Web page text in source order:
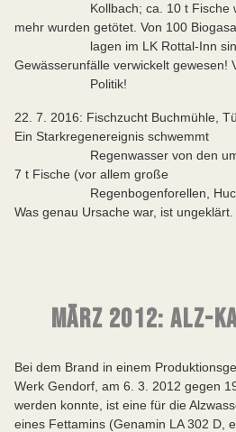
Kollbach; ca. 10 t Fische
mehr wurden getötet. Von 100
lagen im LK Rottal-Inn sind
Gewässerunfälle verwickelt gewesen!
Politik!
22. 7. 2016: Fischzucht Buchmühle,
Ein Starkregenereignis schwemmt
Regenwasser von den
7 t Fische (vor allem große
Regenbogenforellen,
Was genau Ursache war, ist ungeklärt.
MÄRZ 2012: ALZ-
Bei dem Brand in einem
Werk Gendorf, am 6. 3. 2012 gegen
werden konnte, ist eine für die
eines Fettamins (Genamin LA 302 D,